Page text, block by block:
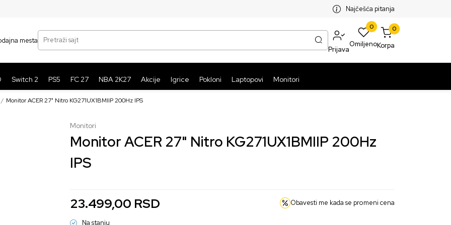
BESPLATNA ISPORUKA PAKETA PREKO 5999 RSDNajčešća pitanja
mesta
Pretraži sajt
Prijava
0
Omiljeno
0
Korpa
Switch 2 PS5 FC 27 NBA 2K27 Akcije Igrice Pokloni Laptopovi Monitori
Monitor ACER 27" Nitro KG271UX1BMIIP 200Hz IPS
Monitori
Monitor ACER 27" Nitro KG271UX1BMIIP 200Hz
IPS
23.499,00 RSD Obavesti me kada se promeni cena
Na stanju